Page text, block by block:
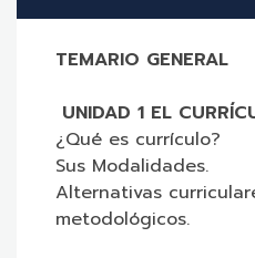
TEMARIO GENERAL
UNIDAD 1 EL
¿Qué es currículo?
Sus Modalidades.
Alternativas
metodológicos.